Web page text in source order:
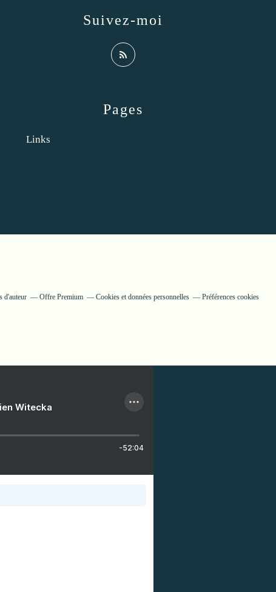
Pages
Links
Suivez-moi
d'auteur Offre Premium Cookies et données personnelles Préférences cookies
Witecka
-52:04